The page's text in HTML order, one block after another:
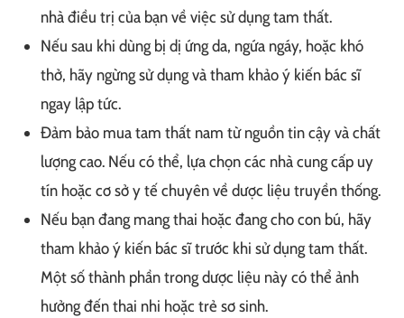
nhà điều trị của bạn về việc sử dụng tam thất.
Nếu sau khi dùng bị dị ứng da, ngứa ngáy, hoặc khó
thở, hãy ngừng sử dụng và tham khảo ý kiến ​​bác sĩ
ngay lập tức.
Đảm bảo mua tam thất nam từ nguồn tin cậy và chất
lượng cao. Nếu có thể, lựa chọn các nhà cung cấp uy
tín hoặc cơ sở y tế chuyên về dược liệu truyền thống.
Nếu bạn đang mang thai hoặc đang cho con bú, hãy
tham khảo ý kiến ​​bác sĩ trước khi sử dụng tam thất.
Một số thành phần trong dược liệu này có thể ảnh
hưởng đến thai nhi hoặc trẻ sơ sinh.